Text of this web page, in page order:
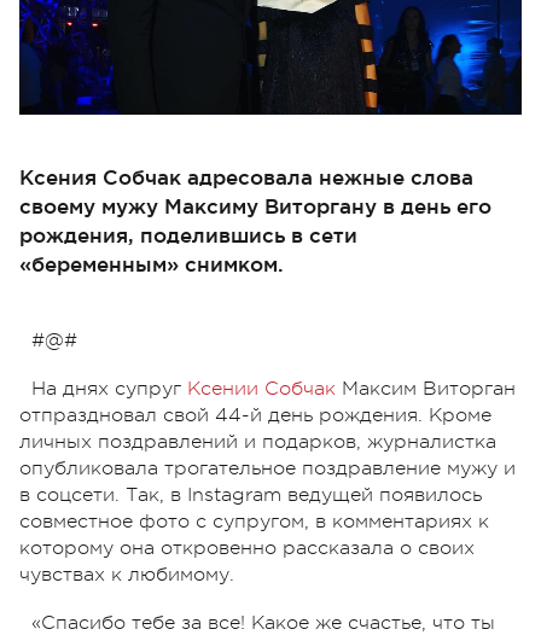
Ксения Собчак адресовала нежные слова
своему мужу Максиму Виторгану в день его
рождения, поделившись в сети
«беременным» снимком.
#@#
На днях супруг Ксении Собчак Максим Виторган
отпраздновал свой 44-й день рождения. Кроме
личных поздравлений и подарков, журналистка
опубликовала трогательное поздравление мужу и
в соцсети. Так, в Instagram ведущей появилось
совместное фото с супругом, в комментариях к
которому она откровенно рассказала о своих
чувствах к любимому.
«Спасибо тебе за все! Какое же счастье, что ты